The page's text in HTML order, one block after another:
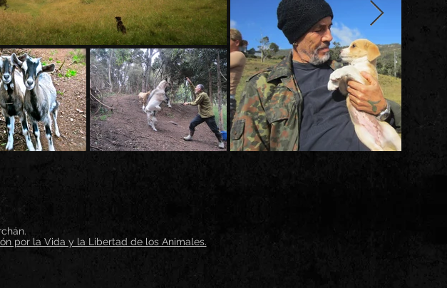
por la Vida y la Libertad de los Animales.